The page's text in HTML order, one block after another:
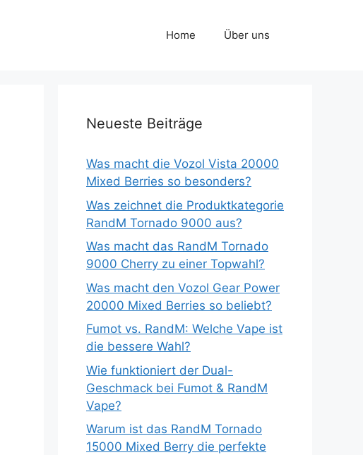
Home Über uns
Neueste Beiträge
Was macht die Vozol Vista 20000
Mixed Berries so besonders?
Was zeichnet die Produktkategorie
RandM Tornado 9000 aus?
Was macht das RandM Tornado
9000 Cherry zu einer Topwahl?
Was macht den Vozol Gear Power
20000 Mixed Berries so beliebt?
Fumot vs. RandM: Welche Vape ist
die bessere Wahl?
Wie funktioniert der Dual-
Geschmack bei Fumot & RandM
Vape?
Warum ist das RandM Tornado
15000 Mixed Berry die perfekte